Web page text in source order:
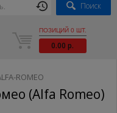
Поиск
ПОЗИЦИЙ 0 ШТ.
0.00 р.
ROMEO
(Alfa Romeo)